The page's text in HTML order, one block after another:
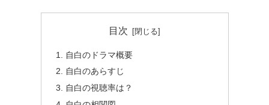
目次
自白のドラマ概要
自白のあらすじ
自白の視聴率は？